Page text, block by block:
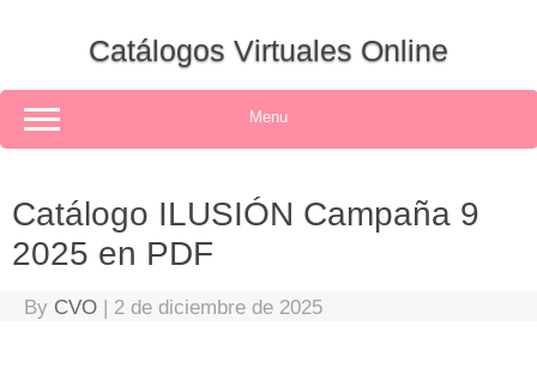
Catálogos Virtuales Online
Menu
Catálogo ILUSIÓN Campaña 9
2025 en PDF
By CVO | 2 de diciembre de 2025